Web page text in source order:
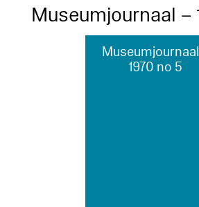
Museumjournaal –
1970 no 5